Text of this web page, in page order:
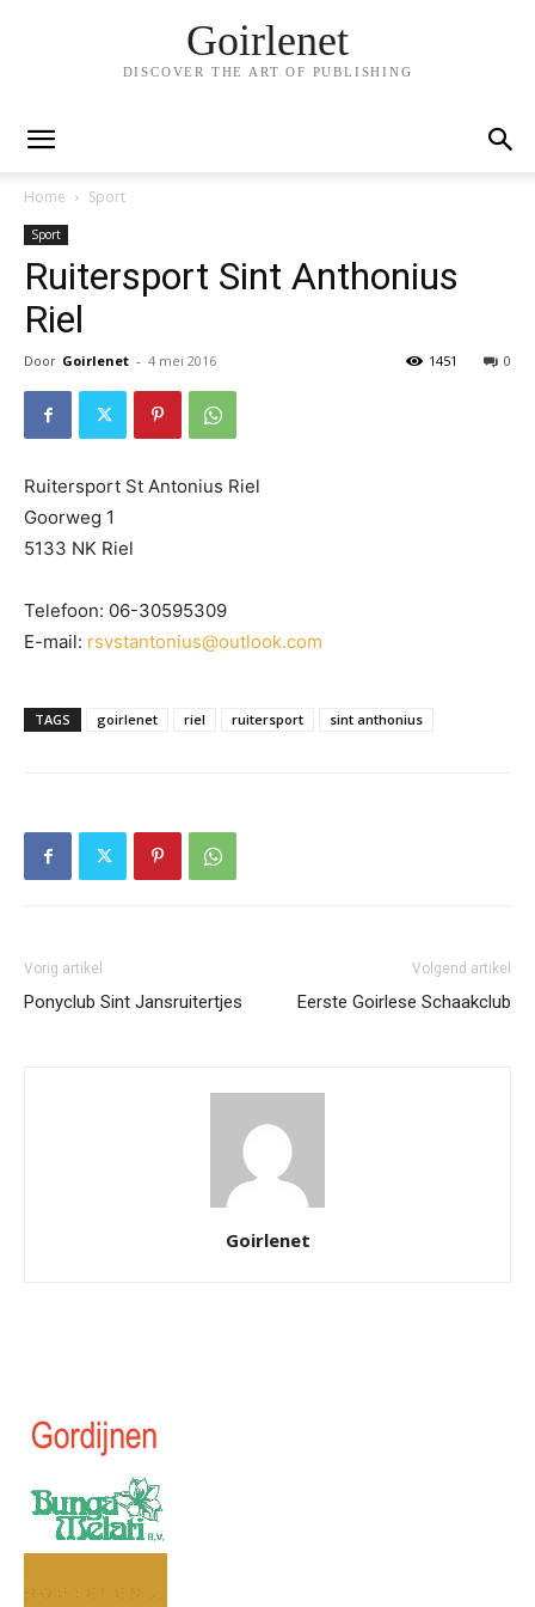
Goirlenet
DISCOVER THE ART OF PUBLISHING
Home Sport
Sport
Ruitersport Sint Anthonius
Riel
Door Goirlenet - 4 mei 2016 0
1451
Ruitersport St Antonius Riel
Goorweg 1
5133 NK Riel
Telefoon: 06-30595309
E-mail: rsvstantonius@outlook.com
TAGS goirlenet riel ruitersport sint anthonius
Vorig artikel
Ponyclub Sint Jansruitertjes
Volgend artikel
Eerste Goirlese Schaakclub
Goirlenet